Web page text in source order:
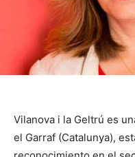
Vilanova i la Geltrú es
el Garraf (Catalunya),